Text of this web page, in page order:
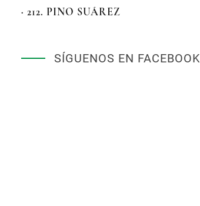
· 212. PINO SUÁREZ
SÍGUENOS EN FACEBOOK